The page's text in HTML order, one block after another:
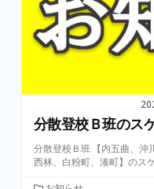
分散登校Ｂ班のス
分散登校Ｂ班 【内五曲、沖
西林、白粉町、湊町】のス